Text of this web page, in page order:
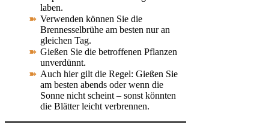
laben.
Verwenden können Sie die
Brennesselbrühe am besten nur an
gleichen Tag.
Gießen Sie die betroffenen Pflanzen
unverdünnt.
Auch hier gilt die Regel: Gießen Sie
am besten abends oder wenn die
Sonne nicht scheint – sonst könnten
die Blätter leicht verbrennen.